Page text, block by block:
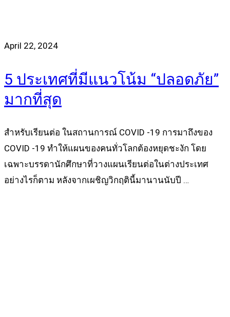
April 22, 2024
5 ประเทศที่มีแนวโน้ม “ปลอดภัย”
มากที่สุด
สำหรับเรียนต่อ ในสถานการณ์ COVID -19 การมาถึงของ
COVID -19 ทำให้แผนของคนทั่วโลกต้องหยุดชะงัก โดย
เฉพาะบรรดานักศึกษาที่วางแผนเรียนต่อในต่างประเทศ
อย่างไรก็ตาม หลังจากเผชิญวิกฤตินี้มานานนับปี …